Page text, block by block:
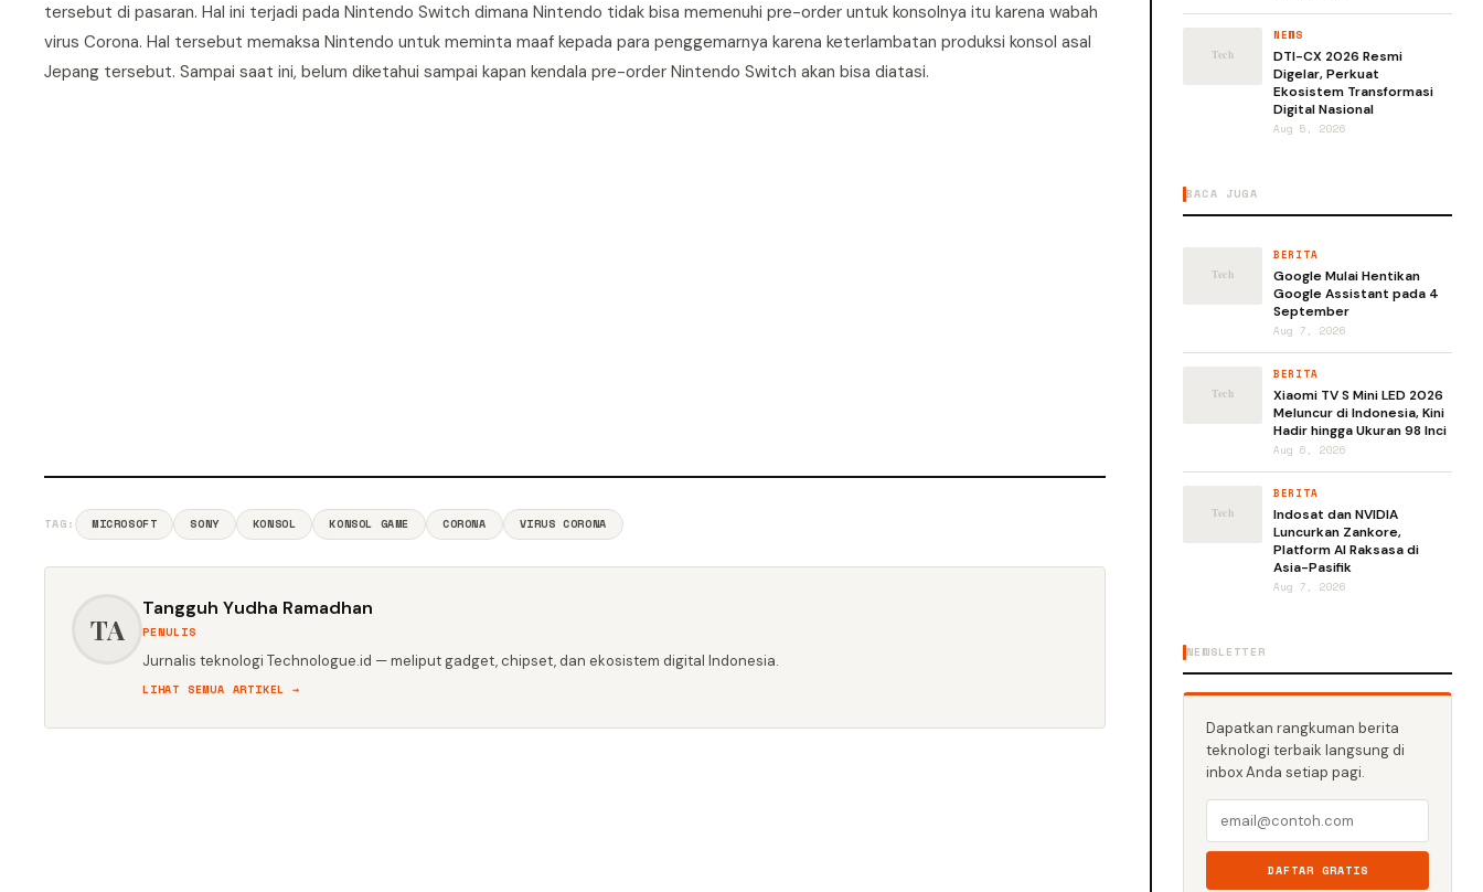
tersebut di pasaran. Hal ini terjadi pada Nintendo Switch dimana Nintendo tidak bisa memenuhi pre-order untuk konsolnya itu karena wabah
virus Corona. Hal tersebut memaksa Nintendo untuk meminta maaf kepada para penggemarnya karena keterlambatan produksi konsol asal
Jepang tersebut. Sampai saat ini, belum diketahui sampai kapan kendala pre-order Nintendo Switch akan bisa diatasi.
TAG: MICROSOFT SONY KONSOL KONSOL GAME CORONA VIRUS CORONA
TA
Tangguh Yudha Ramadhan
PENULIS
Jurnalis teknologi Technologue.id — meliput gadget, chipset, dan ekosistem digital Indonesia.
LIHAT SEMUA ARTIKEL →
NEWS
DTI-CX 2026 Resmi
Digelar, Perkuat
Ekosistem Transformasi
Digital Nasional
Aug 5, 2026
BACA JUGA
BERITA
Google Mulai Hentikan
Google Assistant pada 4
September
Aug 7, 2026
BERITA
Xiaomi TV S Mini LED 2026
Meluncur di Indonesia, Kini
Hadir hingga Ukuran 98 Inci
Aug 6, 2026
BERITA
Indosat dan NVIDIA
Luncurkan Zankore,
Platform AI Raksasa di
Asia-Pasifik
Aug 7, 2026
NEWSLETTER
Dapatkan rangkuman berita
teknologi terbaik langsung di
inbox Anda setiap pagi.
DAFTAR GRATIS